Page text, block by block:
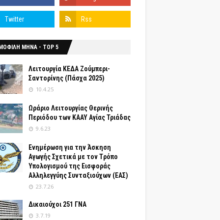
ΜΗΝΑ - TOP 5
Λειτουργία ΚΕΔΑ Ζούμπερι-
Σαντορίνης (Πάσχα 2025)
10.4.25
Ωράριο Λειτουργίας Θερινής
Περιόδου των ΚΑΑΥ Αγίας Τριάδας
9.6.23
Ενημέρωση για την Άσκηση
Αγωγής Σχετικά με τον Tρόπο
Yπολογισμού της Εισφοράς
Αλληλεγγύης Συνταξιούχων (ΕΑΣ)
23.7.26
Δικαιούχοι 251 ΓΝΑ
3.7.19